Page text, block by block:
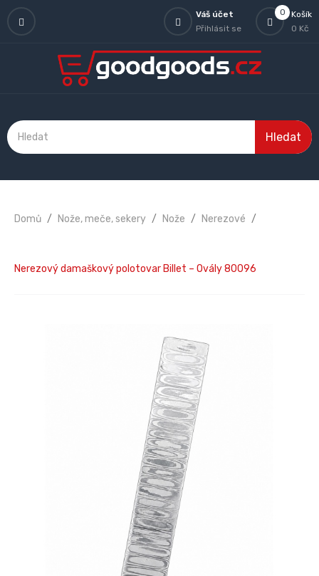
0
Košík
0 Kč
Váš účet
Přihlásit se
Hledat
Domů Nože, meče, sekery Nože Nerezové
Nerezový damaškový polotovar Billet – Ovály 80096